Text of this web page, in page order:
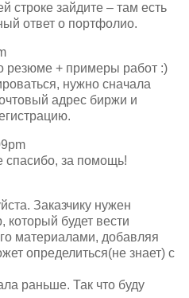
строке зайдите – там есть
ответ о портфолио.
резюме + примеры работ :)
нужно сначала
адрес биржи и
спасибо, за помощь!
Заказчику нужен
который будет вести
материалами, добавляя
определиться(не знает) с
раньше. Так что буду